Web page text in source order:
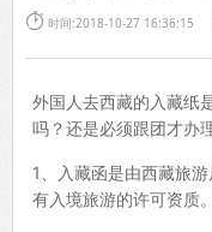
 时间:2018-10-27 16:36:15
外国人去西藏的入藏纸
吗？还是必须跟团才办
1、入藏函是由西藏旅
有入境旅游的许可资质。